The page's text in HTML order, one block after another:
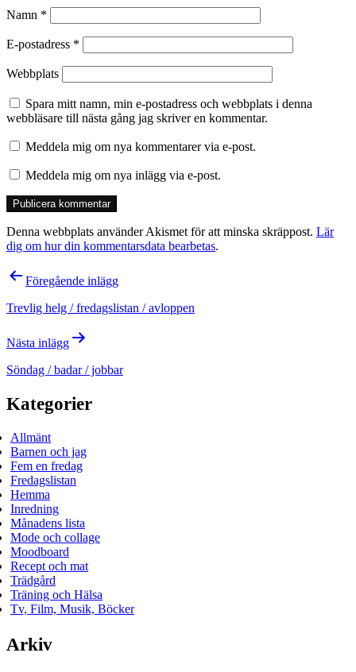
Namn *
E-postadress *
Webbplats
Spara mitt namn, min e-postadress och webbplats i denna
webbläsare till nästa gång jag skriver en kommentar.
Meddela mig om nya kommentarer via e-post.
Meddela mig om nya inlägg via e-post.
Denna webbplats använder Akismet för att minska skräppost. Lär
dig om hur din kommentarsdata bearbetas.
Inläggsnavigering
Föregående inlägg
Trevlig helg / fredagslistan / avloppen
Nästa inlägg
Söndag / badar / jobbar
Kategorier
Allmänt
Barnen och jag
Fem en fredag
Fredagslistan
Hemma
Inredning
Månadens lista
Mode och collage
Moodboard
Recept och mat
Trädgård
Träning och Hälsa
Tv, Film, Musik, Böcker
Arkiv